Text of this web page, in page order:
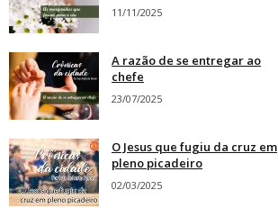
11/11/2025
A razão de se entregar ao
chefe
23/07/2025
O Jesus que fugiu da cruz em
pleno picadeiro
02/03/2025